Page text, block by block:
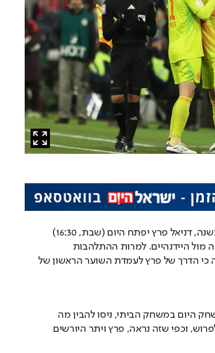
וההתרגשות הגדולה בישראל, נראה כי הדרך של פרץ לעמדת השוער הראשון של